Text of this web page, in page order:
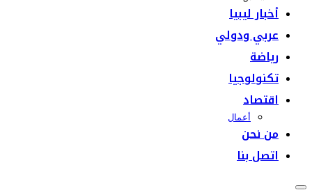
أخبار ليبيا
عربي ودولي
رياضة
تكنولوجيا
اقتصاد
أعمال
من نحن
اتصل بنا